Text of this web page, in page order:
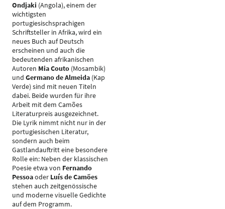
Ondjaki (Angola), einem der
wichtigsten
portugiesischsprachigen
Schriftsteller in Afrika, wird ein
neues Buch auf Deutsch
erscheinen und auch die
bedeutenden afrikanischen
Autoren Mia Couto (Mosambik)
und Germano de Almeida (Kap
Verde) sind mit neuen Titeln
dabei. Beide wurden für ihre
Arbeit mit dem Camões
Literaturpreis ausgezeichnet.
Die Lyrik nimmt nicht nur in der
portugiesischen Literatur,
sondern auch beim
Gastlandauftritt eine besondere
Rolle ein: Neben der klassischen
Poesie etwa von Fernando
Pessoaoder Luís de Camões
stehen auch zeitgenössische
und moderne visuelle Gedichte
auf dem Programm.